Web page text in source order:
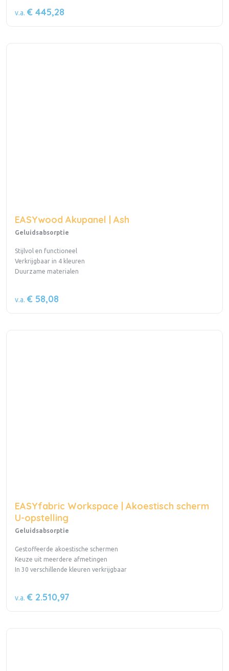
v.a. € 445,28
EASYwood Akupanel | Ash
Geluidsabsorptie
Stijlvol en functioneel
Verkrijgbaar in 4 kleuren
Duurzame materialen
v.a. € 58,08
EASYfabric Workspace | Akoestisch scherm
U-opstelling
Geluidsabsorptie
Gestoffeerde akoestische schermen
Keuze uit meerdere afmetingen
In 30 verschillende kleuren verkrijgbaar
v.a. € 2.510,97